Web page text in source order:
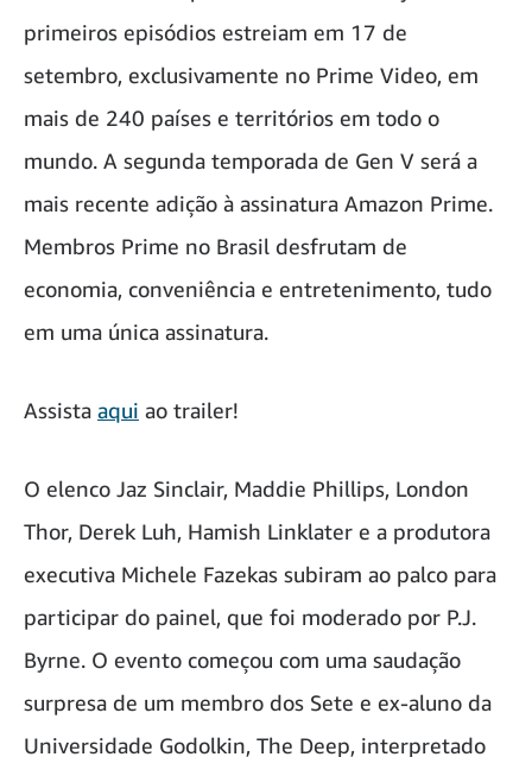
primeiros episódios estreiam em 17 de
setembro, exclusivamente no Prime Video, em
mais de 240 países e territórios em todo o
mundo. A segunda temporada de Gen V será a
mais recente adição à assinatura Amazon Prime.
Membros Prime no Brasil desfrutam de
economia, conveniência e entretenimento, tudo
em uma única assinatura.
Assista aqui ao trailer!
O elenco Jaz Sinclair, Maddie Phillips, London
Thor, Derek Luh, Hamish Linklater e a produtora
executiva Michele Fazekas subiram ao palco para
participar do painel, que foi moderado por P.J.
Byrne. O evento começou com uma saudação
surpresa de um membro dos Sete e ex-aluno da
Universidade Godolkin, The Deep, interpretado